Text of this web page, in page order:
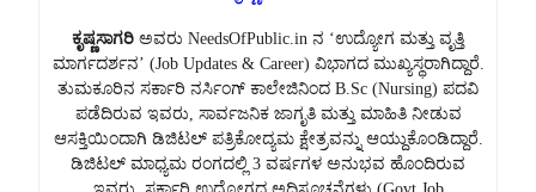
ಕೃಷ್ಣಸಾಗರಿ ಅವರು NeedsOfPublic.in ನ ‘ಉದ್ಯೋಗ ಮತ್ತು ವೃತ್ತಿ
ಮಾರ್ಗದರ್ಶನ’ (Job Updates & Career) ವಿಭಾಗದ ಮುಖ್ಯಸ್ಥರಾಗಿದ್ದಾರೆ.
ತುಮಕೂರಿನ ಸರ್ಕಾರಿ ನರ್ಸಿಂಗ್ ಕಾಲೇಜಿನಿಂದ B.Sc (Nursing) ಪದವಿ
ಪಡೆದಿರುವ ಇವರು, ಸಾರ್ವಜನಿಕ ಜಾಗೃತಿ ಮತ್ತು ಮಾಹಿತಿ ನೀಡುವ
ಆಸಕ್ತಿಯಿಂದಾಗಿ ಡಿಜಿಟಲ್ ಪತ್ರಿಕೋದ್ಯಮ ಕ್ಷೇತ್ರವನ್ನು ಆಯ್ದುಕೊಂಡಿದ್ದಾರೆ.
ಡಿಜಿಟಲ್ ಮಾಧ್ಯಮ ರಂಗದಲ್ಲಿ 3 ವರ್ಷಗಳ ಅನುಭವ ಹೊಂದಿರುವ